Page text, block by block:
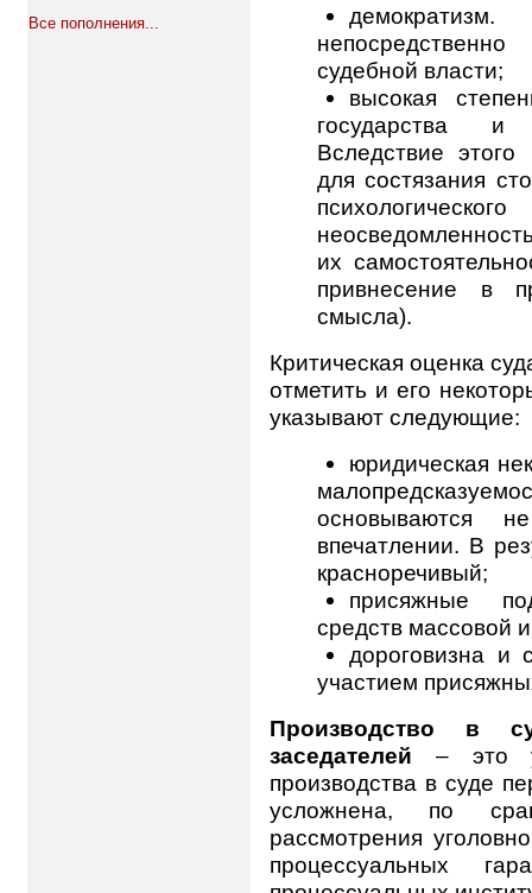
Все пополнения...
судебной власти;
высокая
государства и
Вследствие
для состязания
их
привнесение в
смысла).
Критическая оценка
отметить и его
указывают следующие:
юридическая
основываются
впечатлении. В
красноречивый;
присяжные
средств массовой
дороговизна и
участием
Производство в
заседателей – это
производства в суде
усложнена, по
рассмотрения
процессуальных